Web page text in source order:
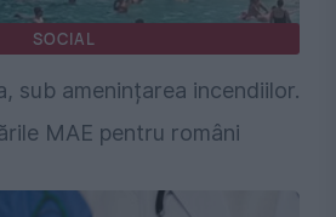
SOCIAL
sub amenințarea incendiilor.
MAE pentru români